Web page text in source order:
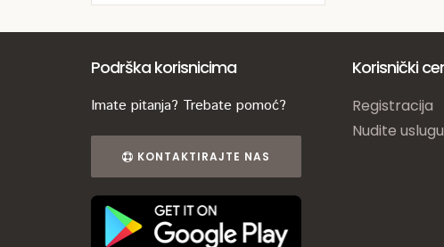
Podrška korisnicima
Imate pitanja? Trebate pomoć?
KONTAKTIRAJTE NAS
Korisnički
Registracija
Nudite